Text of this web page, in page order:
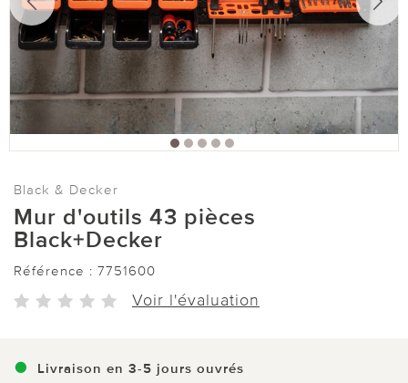
Black & Decker
Mur d'outils 43 pièces
Black+Decker
Référence : 7751600
Voir l'évaluation
Livraison en 3-5 jours ouvrés